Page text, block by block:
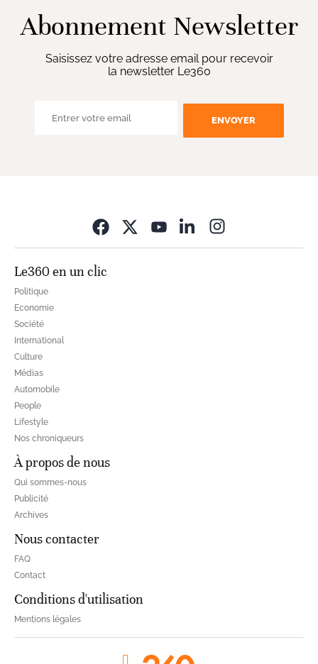
Abonnement Newsletter
Saisissez votre adresse email pour recevoir
la newsletter Le360
ENVOYER
Le360 en un clic
Politique
Economie
Société
International
Culture
Médias
Automobile
People
Lifestyle
Nos chroniqueurs
À propos de nous
Qui sommes-nous
Publicité
Archives
Nous contacter
FAQ
Contact
Conditions d'utilisation
Mentions légales